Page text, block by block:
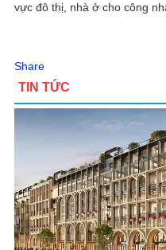
vực đô thị, nhà ở cho công
Share
TIN TỨC